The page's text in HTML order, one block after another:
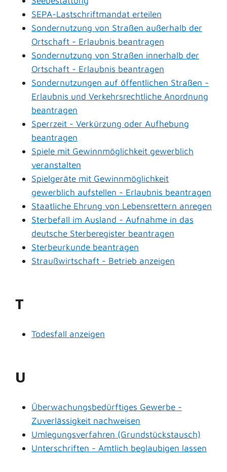
SEPA-Lastschriftmandat erteilen
Sondernutzung von Straßen außerhalb der
Ortschaft - Erlaubnis beantragen
Sondernutzung von Straßen innerhalb der
Ortschaft - Erlaubnis beantragen
Sondernutzungen auf öffentlichen Straßen -
Erlaubnis und Verkehrsrechtliche Anordnung
beantragen
Sperrzeit - Verkürzung oder Aufhebung
beantragen
Spiele mit Gewinnmöglichkeit gewerblich
veranstalten
Spielgeräte mit Gewinnmöglichkeit
gewerblich aufstellen - Erlaubnis beantragen
Staatliche Ehrung von Lebensrettern anregen
Sterbefall im Ausland - Aufnahme in das
deutsche Sterberegister beantragen
Sterbeurkunde beantragen
Straußwirtschaft - Betrieb anzeigen
T
Todesfall anzeigen
U
Überwachungsbedürftiges Gewerbe -
Zuverlässigkeit nachweisen
Umlegungsverfahren (Grundstückstausch)
Unterschriften - Amtlich beglaubigen lassen